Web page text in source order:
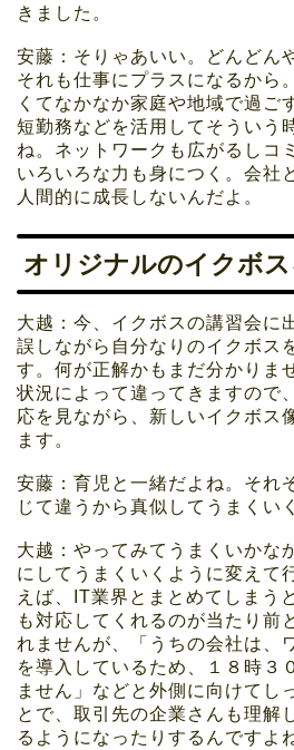
きました。
安藤：そりゃあいい。どんどん
それも仕事にプラスになるから
くてなかなか家庭や地域で過ご
短勤務などを活用してそういう
ね。ネットワークも広がるしコ
いろいろな力も身につく。会社
人間的に成長しないんだよ。
オリジナルのイクボ
大越：今、イクボスの講習会に
誤しながら自分なりのイクボス
す。何が正解かもまだ分かりま
状況によって違ってきますので
応を見ながら、新しいイクボス
ます。
安藤：育児と一緒だよね。それ
じて違うから真似してうまくい
大越：やってみてうまくいかな
にしてうまくいくように変えて
えば、IT業界とまとめてしまう
も対応してくれるのが当たり前
れませんが、「うちの会社は、
を導入しているため、１８時３
ません」などと外側に向けてし
とで、取引先の企業さんも理解
るようになったりするんですよ